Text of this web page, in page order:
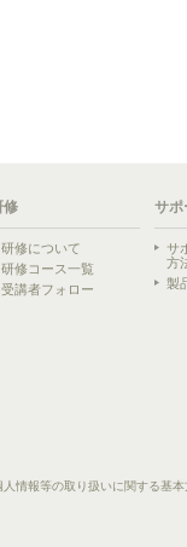
修
研修について
研修コース一覧
受講者フォロー
サポ
サ
方
製
人情報等の取り扱いに関する基本